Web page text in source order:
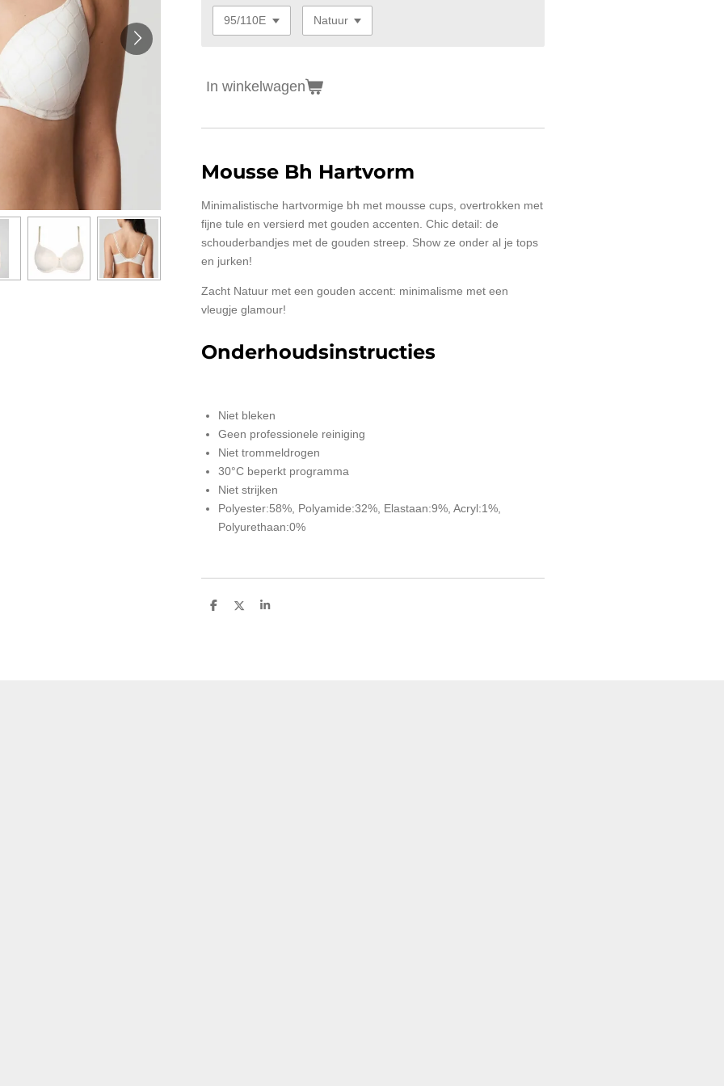
In winkelwagen
Mousse Bh Hartvorm
Minimalistische hartvormige bh met mousse cups, overtrokken met
fijne tule en versierd met gouden accenten. Chic detail: de
schouderbandjes met de gouden streep. Show ze onder al je tops
en jurken!
Zacht Natuur met een gouden accent: minimalisme met een
vleugje glamour!
Onderhoudsinstructies
Niet bleken
Geen professionele reiniging
Niet trommeldrogen
30°C beperkt programma
Niet strijken
Polyester:58%, Polyamide:32%, Elastaan:9%, Acryl:1%,
Polyurethaan:0%
D
D
S